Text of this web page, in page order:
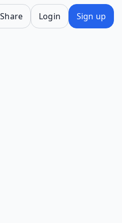
Share Login Sign up
will cause content on the